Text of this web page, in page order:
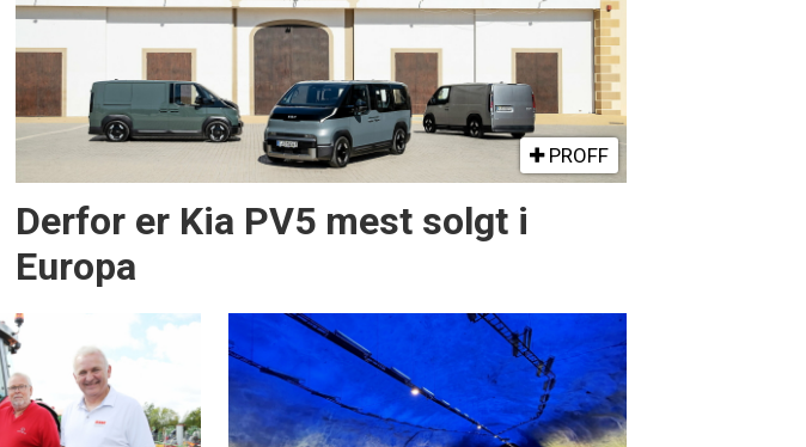
PROFF
Derfor er Kia PV5 mest solgt i
Europa